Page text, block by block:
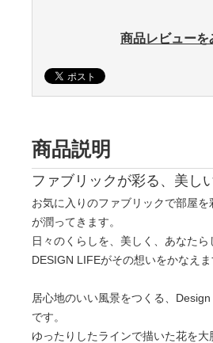
商品レビューを
商品説明
ファブリックが彩る、美し
お気に入りのファブリックで部屋を
が潤ってきます。
日々のくらしを、美しく、あなたら
DESIGN LIFEがその想いをかなえま
居心地のいい風景をつくる、
です。
ゆったりしたラインで描いた花を大